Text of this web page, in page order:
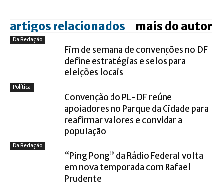
artigos relacionados mais do autor
Da Redação
Fim de semana de convenções no DF
define estratégias e selos para
eleições locais
Política
Convenção do PL-DF reúne
apoiadores no Parque da Cidade para
reafirmar valores e convidar a
população
Da Redação
“Ping Pong” da Rádio Federal volta
em nova temporada com Rafael
Prudente